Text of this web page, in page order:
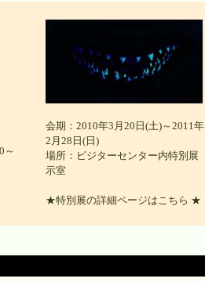
～
会期：2010年3月20日(土)～2011年
2月28日(日)
場所：ビジターセンター内特別展
示室
★特別展の詳細ページはこちら ★